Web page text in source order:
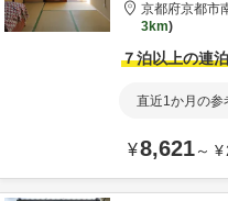
京都府京都市
3km
７泊以上の連
直近1か月の参
¥8,621～ ¥